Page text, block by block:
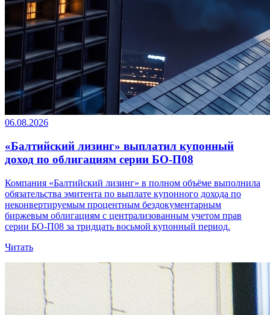
06.08.2026
«Балтийский лизинг» выплатил купонный
доход по облигациям серии БО-П08
Компания «Балтийский лизинг» в полном объёме выполнила
обязательства эмитента по выплате купонного дохода по
неконвертируемым процентным бездокументарным
биржевым облигациям с централизованным учетом прав
серии БО-П08 за тридцать восьмой купонный период.
Читать